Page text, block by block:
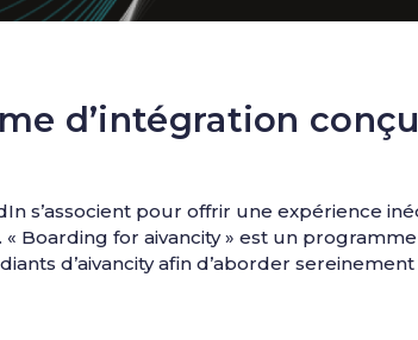
d’intégration
s’associent pour offrir une expérience
Boarding for aivancity » est un
d’aivancity afin d’aborder